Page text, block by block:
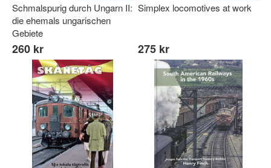
Schmalspurig durch Ungarn II:
die ehemals ungarischen
Gebiete
260 kr
Simplex locomotives at work
275 kr